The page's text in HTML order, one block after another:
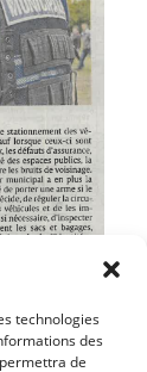
technologies
des
de